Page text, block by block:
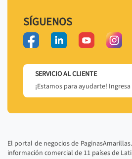
SÍGUENOS
SERVICIO AL CLIENTE
¡Estamos para ayudarte! Ingresa
El portal de negocios de
información comercial de 11 países de